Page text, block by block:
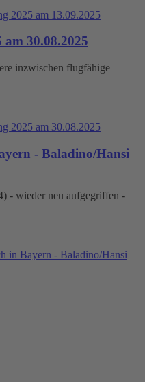
2025 am 13.09.2025
30.08.2025
inzwischen flugfähige
2025 am 30.08.2025
- Baladino/Hansi
- wieder neu aufgegriffen -
in Bayern - Baladino/Hansi